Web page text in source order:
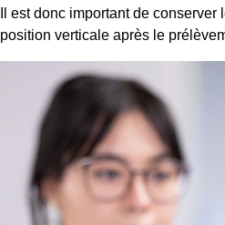
Il est donc important de
position verticale après le